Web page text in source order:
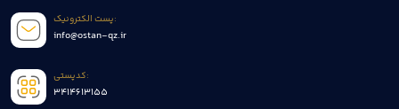
پست الکترونیک:
info@ostan-qz.ir
کدپستی:
3414613155